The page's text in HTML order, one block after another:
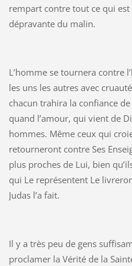
rempart contre tout ce qui
dépravante du malin.
L’homme se tournera contre
les uns les autres avec
chacun trahira la confiance
quand l’amour, qui vient de
hommes. Même ceux qui
retourneront contre Ses
plus proches de Lui, bien
qui Le représentent Le
Judas l’a fait.
Il y a très peu de gens
proclamer la Vérité de la